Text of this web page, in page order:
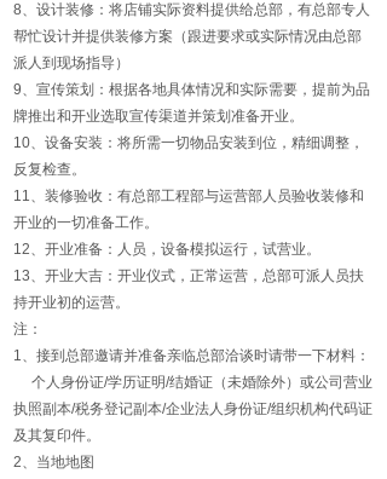
8、设计装修：将店铺实际资料提供给总部，有总部专人
帮忙设计并提供装修方案（跟进要求或实际情况由总部
派人到现场指导）
9、宣传策划：根据各地具体情况和实际需要，提前为品
牌推出和开业选取宣传渠道并策划准备开业。
10、设备安装：将所需一切物品安装到位，精细调整，
反复检查。
11、装修验收：有总部工程部与运营部人员验收装修和
开业的一切准备工作。
12、开业准备：人员，设备模拟运行，试营业。
13、开业大吉：开业仪式，正常运营，总部可派人员扶
持开业初的运营。
注：
1、接到总部邀请并准备亲临总部洽谈时请带一下材料：
个人身份证/学历证明/结婚证（未婚除外）或公司营业
执照副本/税务登记副本/企业法人身份证/组织机构代码证
及其复印件。
2、当地地图